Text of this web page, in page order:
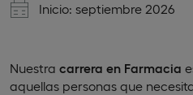
Inicio: septiembre 2026
Nuestra carrera en Farmacia
aquellas personas que